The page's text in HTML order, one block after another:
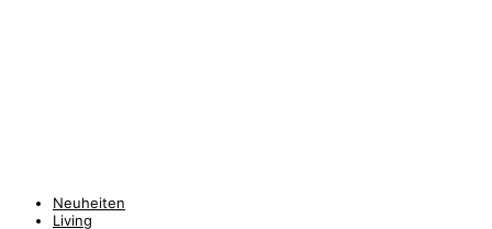
Neuheiten
Living